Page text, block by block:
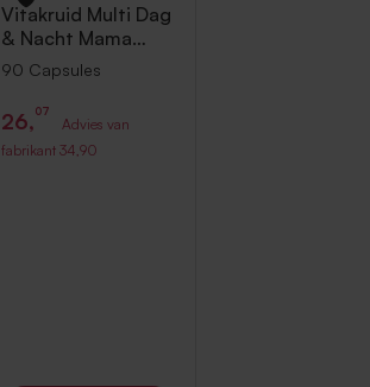
Vitakruid Multi Dag
& Nacht Mama
60+30 90
Capsules
90 Capsules
26,07
Advies van
fabrikant 34,90